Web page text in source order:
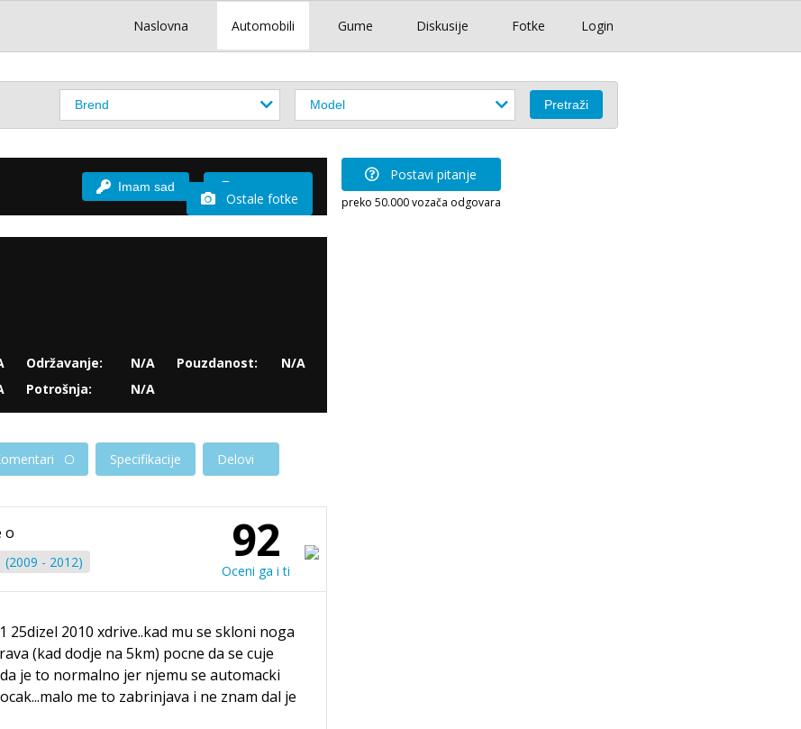
Login
Naslovna Automobili Gume Diskusije Fotke
Imam sad
Ostale fotke
Održavanje:
N/A
Potrošnja:
N/A
Pouzdanost: N/A
Specifikacije Delovi
o
(2009 - 2012) 92
Oceni ga i ti
25dizel 2010 xdrive..kad mu se skloni noga
(kad dodje na 5km) pocne da se cuje
je to normalno jer njemu se automacki
me to zabrinjava i ne znam dal je
Postavi pitanje
preko 50.000 vozača odgovara